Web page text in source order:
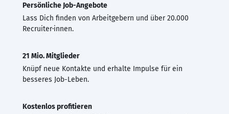
Persönliche Job-Angebote
Lass Dich finden von Arbeitgebern und über 20.000
Recruiter·innen.
21 Mio. Mitglieder
Knüpf neue Kontakte und erhalte Impulse für ein
besseres Job-Leben.
Kostenlos profitieren